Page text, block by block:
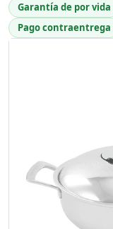
Garantía de por vida
Pago contraentrega